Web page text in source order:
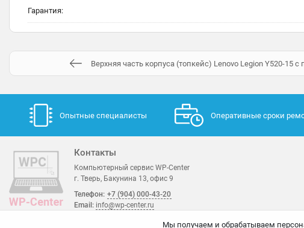
Гарантия:
Верхняя часть корпуса (топкейс) Lenovo Legion Y520-15 с
Мы получаем и обрабатываем
Опытные специалисты Оперативные сроки
Контакты
Компьютерный сервис WP-Center
г. Тверь, Бакунина 13, офис 9
Телефон: +7 (904) 000-43-20
Email: info@wp-center.ru